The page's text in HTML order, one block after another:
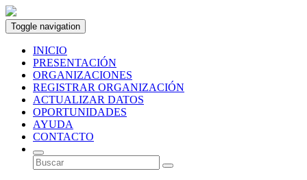
Toggle navigation
INICIO
PRESENTACIÓN
ORGANIZACIONES
REGISTRAR ORGANIZACIÓN
ACTUALIZAR DATOS
OPORTUNIDADES
AYUDA
CONTACTO